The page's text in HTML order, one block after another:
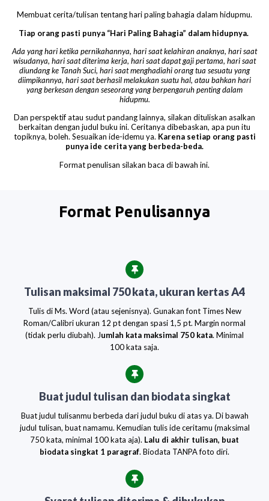
Membuat cerita/tulisan tentang hari paling bahagia dalam hidupmu.
Tiap orang pasti punya “Hari Paling Bahagia” dalam hidupnya.
Ada yang hari ketika pernikahannya, hari saat kelahiran anaknya, hari saat
wisudanya, hari saat diterima kerja, hari saat dapat gaji pertama, hari saat
diundang ke Tanah Suci, hari saat menghadiahi orang tua sesuatu yang
diimpikannya, hari saat berhasil melakukan suatu hal, atau bahkan hari
yang berkesan dengan seseorang yang berpengaruh penting dalam
hidupmu.
Dan perspektif atau sudut pandang lainnya, silakan dituliskan asalkan
berkaitan dengan judul buku ini. Ceritanya dibebaskan, apa pun itu
topiknya, boleh. Sesuaikan ide-idemu ya. Karena setiap orang pasti
punya ide cerita yang berbeda-beda.
Format penulisan silakan baca di bawah ini.
Format Penulisannya
Tulisan maksimal 750 kata, ukuran kertas A4
Tulis di Ms. Word (atau sejenisnya). Gunakan font Times New
Roman/Calibri ukuran 12 pt dengan spasi 1,5 pt. Margin normal
(tidak perlu diubah). Jumlah kata maksimal 750 kata. Minimal
100 kata saja.
Buat judul tulisan dan biodata singkat
Buat judul tulisanmu berbeda dari judul buku di atas ya. Di bawah
judul tulisan, buat namamu. Kemudian tulis ide ceritamu (maksimal
750 kata, minimal 100 kata aja). Lalu di akhir tulisan, buat
biodata singkat 1 paragraf. Biodata TANPA foto diri.